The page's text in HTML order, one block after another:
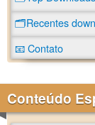
🗂️Recentes
📧 Contato
Conteúdo